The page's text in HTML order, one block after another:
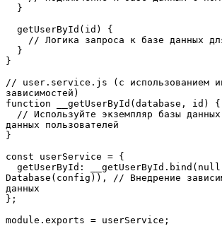
}
// user.service.js (с использованием
зависимостей)
function __getUserById(database, id) {
данных пользователей
}
const userService = {
Database(config)), // Внедрение
данных
};
module.exports = userService;